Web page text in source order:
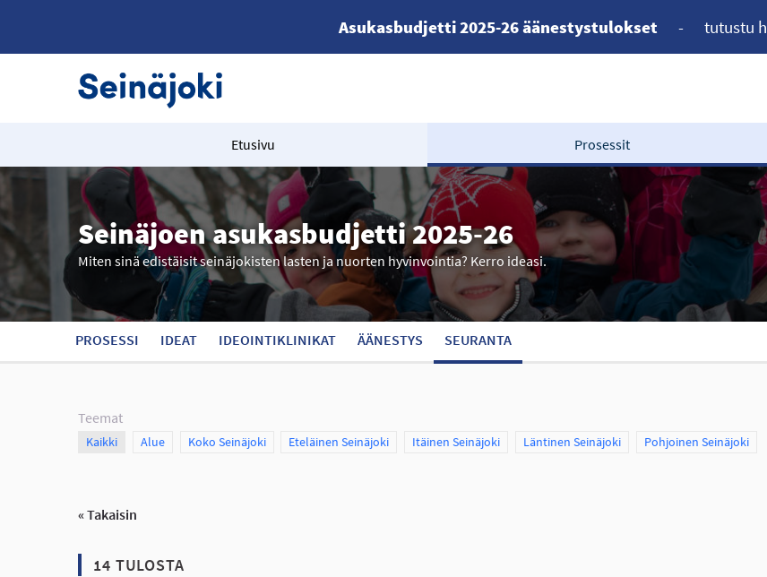
Asukasbudjetti 2025-26 äänestystulokset - tutustu
Etusivu Prosessit
Seinäjoen asukasbudjetti 2025-26
Miten sinä edistäisit seinäjokisten lasten ja nuorten hyvinvointia? Kerro ideasi.
PROSESSI IDEAT IDEOINTIKLINIKAT ÄÄNESTYS SEURANTA
Teemat
Scope
Kaikki Scope
Alue Scope
Koko Seinäjoki Scope
Eteläinen Seinäjoki Scope
Itäinen Seinäjoki Scope
Läntinen Seinäjoki Scope
Pohjoinen Seinäjoki
« Takaisin
14 TULOSTA